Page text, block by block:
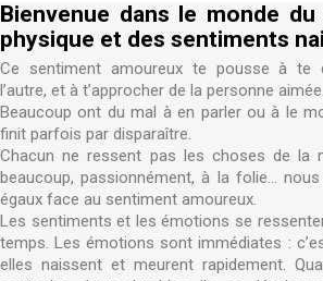
Bienvenue dans le monde
physique et des sentiments
Ce sentiment amoureux te pousse à te
l’autre, et à t’approcher de la personne aimée.
Beaucoup ont du mal à en parler ou à le
finit parfois par disparaître.
Chacun ne ressent pas les choses de la
beaucoup, passionnément, à la folie…
égaux face au sentiment amoureux.
Les sentiments et les émotions se
temps. Les émotions sont immédiates :
elles naissent et meurent rapidement.